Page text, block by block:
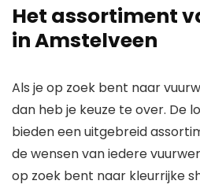
Het assortiment
in Amstelveen
Als je op zoek bent naar
dan heb je keuze te over. De
bieden een uitgebreid
de wensen van iedere
op zoek bent naar kleurrijke